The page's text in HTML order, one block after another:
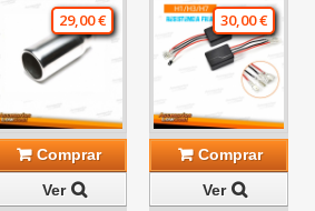
29,00 €
Comprar
Ver
30,00 €
Comprar
Ver